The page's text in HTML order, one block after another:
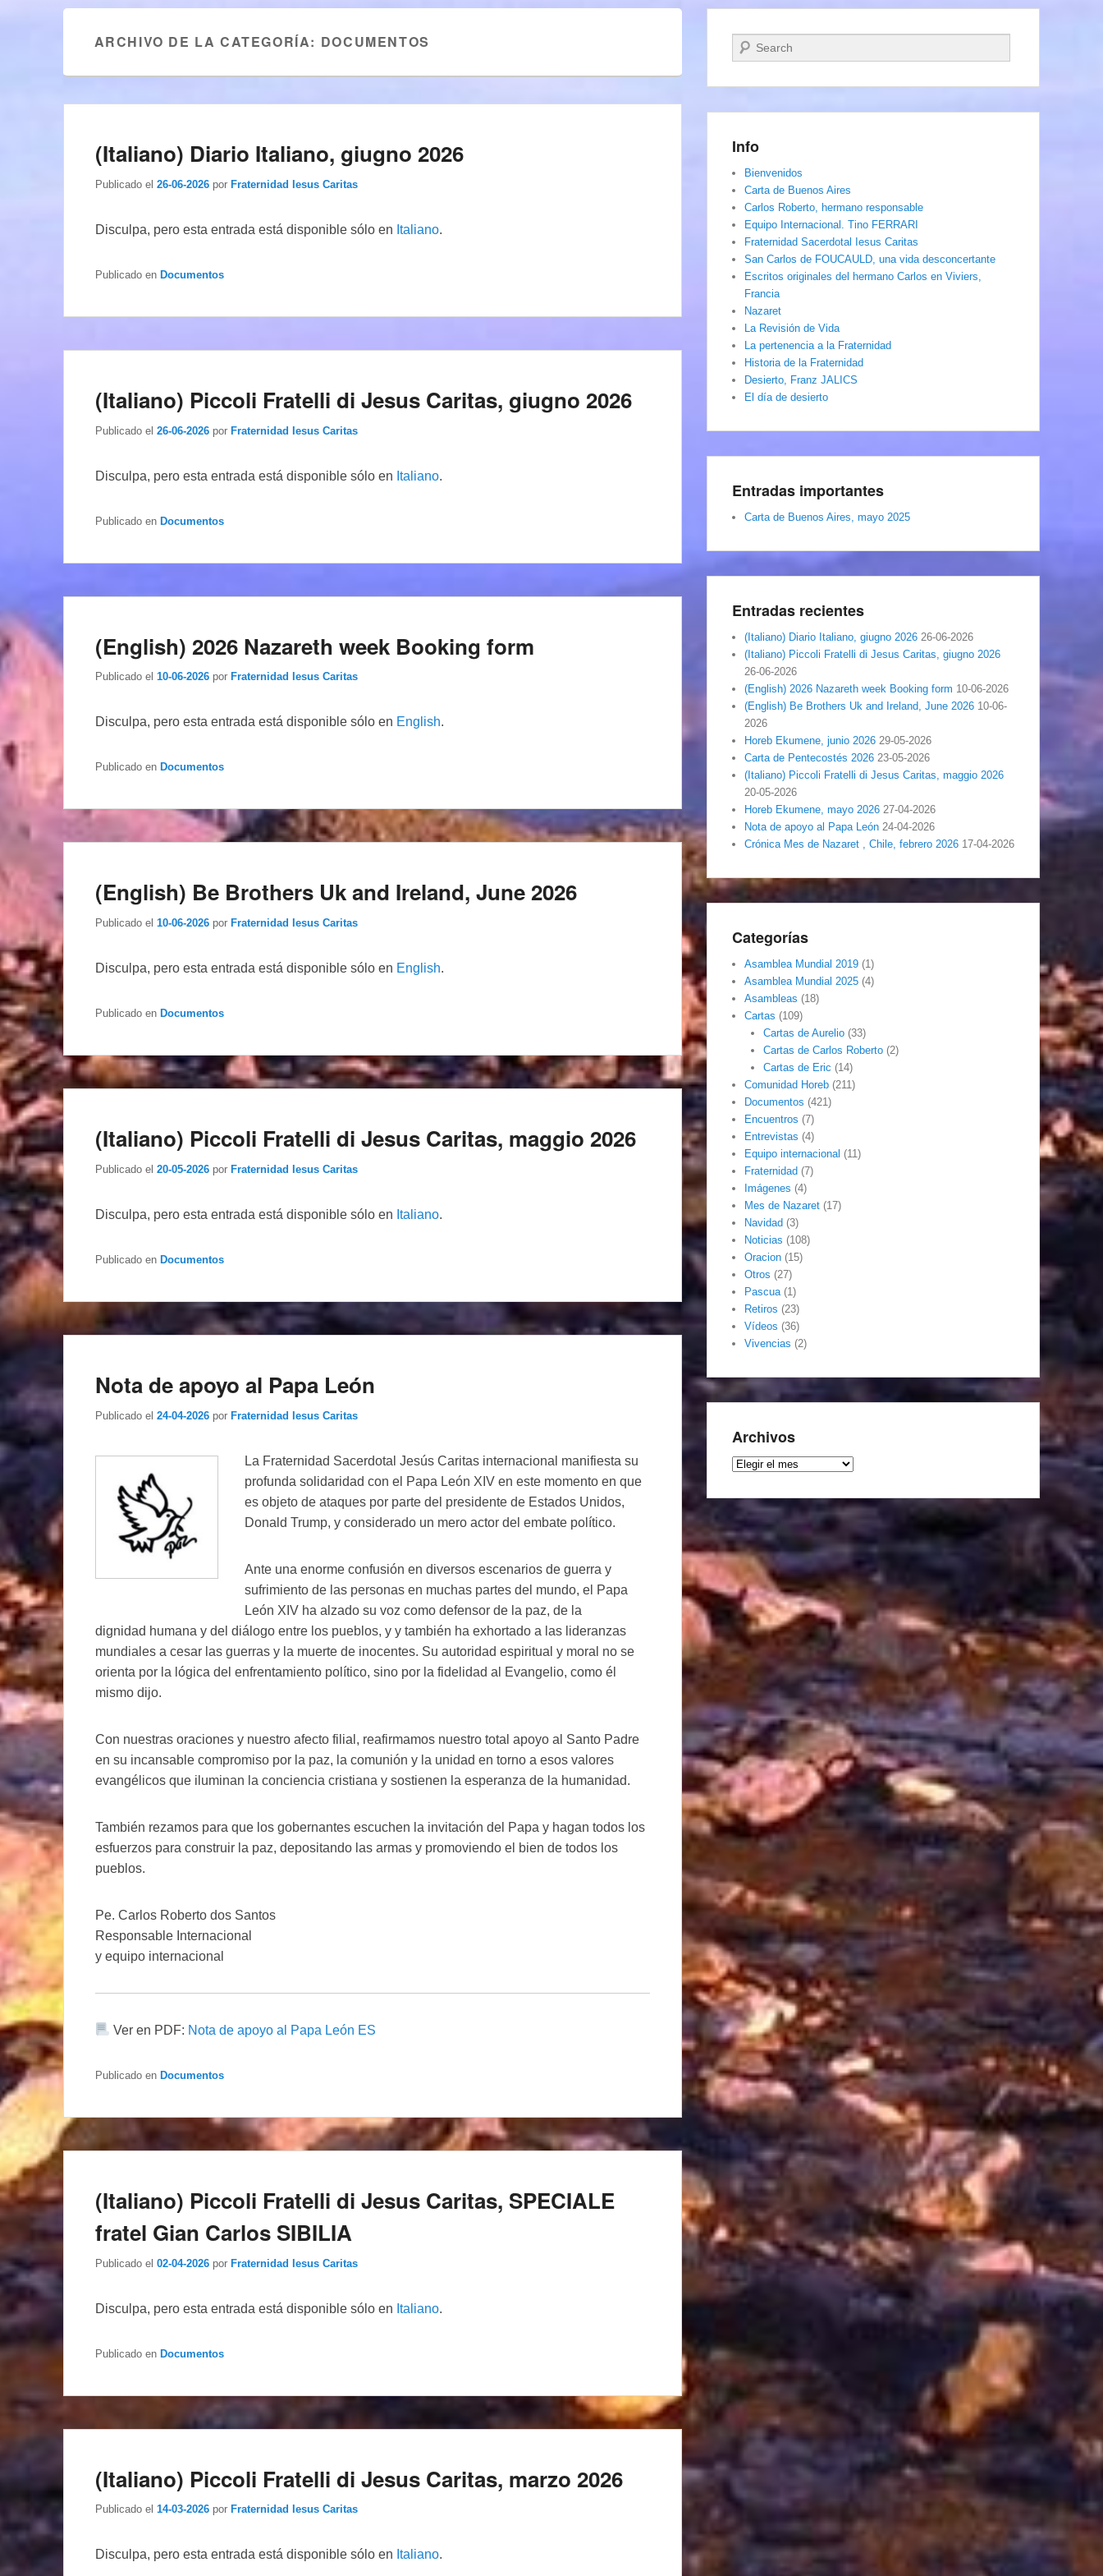
ARCHIVO DE LA CATEGORÍA: DOCUMENTOS
(Italiano) Diario Italiano, giugno 2026
Publicado el 26-06-2026 por Fraternidad Iesus Caritas
Disculpa, pero esta entrada está disponible sólo en Italiano.
Publicado en Documentos
(Italiano) Piccoli Fratelli di Jesus Caritas, giugno 2026
Publicado el 26-06-2026 por Fraternidad Iesus Caritas
Disculpa, pero esta entrada está disponible sólo en Italiano.
Publicado en Documentos
(English) 2026 Nazareth week Booking form
Publicado el 10-06-2026 por Fraternidad Iesus Caritas
Disculpa, pero esta entrada está disponible sólo en English.
Publicado en Documentos
(English) Be Brothers Uk and Ireland, June 2026
Publicado el 10-06-2026 por Fraternidad Iesus Caritas
Disculpa, pero esta entrada está disponible sólo en English.
Publicado en Documentos
(Italiano) Piccoli Fratelli di Jesus Caritas, maggio 2026
Publicado el 20-05-2026 por Fraternidad Iesus Caritas
Disculpa, pero esta entrada está disponible sólo en Italiano.
Publicado en Documentos
Nota de apoyo al Papa León
Publicado el 24-04-2026 por Fraternidad Iesus Caritas
La Fraternidad Sacerdotal Jesús Caritas internacional manifiesta su
profunda solidaridad con el Papa León XIV en este momento en que
es objeto de ataques por parte del presidente de Estados Unidos,
Donald Trump, y considerado un mero actor del embate político.
Ante una enorme confusión en diversos escenarios de guerra y
sufrimiento de las personas en muchas partes del mundo, el Papa
León XIV ha alzado su voz como defensor de la paz, de la
dignidad humana y del diálogo entre los pueblos, y y también ha exhortado a las lideranzas
mundiales a cesar las guerras y la muerte de inocentes. Su autoridad espiritual y moral no se
orienta por la lógica del enfrentamiento político, sino por la fidelidad al Evangelio, como él
mismo dijo.
Con nuestras oraciones y nuestro afecto filial, reafirmamos nuestro total apoyo al Santo Padre
en su incansable compromiso por la paz, la comunión y la unidad en torno a esos valores
evangélicos que iluminan la conciencia cristiana y sostienen la esperanza de la humanidad.
También rezamos para que los gobernantes escuchen la invitación del Papa y hagan todos los
esfuerzos para construir la paz, depositando las armas y promoviendo el bien de todos los
pueblos.
Pe. Carlos Roberto dos Santos
Responsable Internacional
y equipo internacional
Ver en PDF: Nota de apoyo al Papa León ES
Publicado en Documentos
(Italiano) Piccoli Fratelli di Jesus Caritas, SPECIALE
fratel Gian Carlos SIBILIA
Publicado el 02-04-2026 por Fraternidad Iesus Caritas
Disculpa, pero esta entrada está disponible sólo en Italiano.
Publicado en Documentos
(Italiano) Piccoli Fratelli di Jesus Caritas, marzo 2026
Publicado el 14-03-2026 por Fraternidad Iesus Caritas
Disculpa, pero esta entrada está disponible sólo en Italiano.
Buscar
Info
Bienvenidos
Carta de Buenos Aires
Carlos Roberto, hermano responsable
Equipo Internacional. Tino FERRARI
Fraternidad Sacerdotal Iesus Caritas
San Carlos de FOUCAULD, una vida desconcertante
Escritos originales del hermano Carlos en Viviers,
Francia
Nazaret
La Revisión de Vida
La pertenencia a la Fraternidad
Historia de la Fraternidad
Desierto, Franz JALICS
El día de desierto
Entradas importantes
Carta de Buenos Aires, mayo 2025
Entradas recientes
(Italiano) Diario Italiano, giugno 2026 26-06-2026
(Italiano) Piccoli Fratelli di Jesus Caritas, giugno 2026
26-06-2026
(English) 2026 Nazareth week Booking form 10-06-2026
(English) Be Brothers Uk and Ireland, June 2026 10-06-
2026
Horeb Ekumene, junio 2026 29-05-2026
Carta de Pentecostés 2026 23-05-2026
(Italiano) Piccoli Fratelli di Jesus Caritas, maggio 2026
20-05-2026
Horeb Ekumene, mayo 2026 27-04-2026
Nota de apoyo al Papa León 24-04-2026
Crónica Mes de Nazaret , Chile, febrero 2026 17-04-2026
Categorías
Asamblea Mundial 2019 (1)
Asamblea Mundial 2025 (4)
Asambleas (18)
Cartas (109)
Cartas de Aurelio(33)
Cartas de Carlos Roberto(2)
Cartas de Eric (14)
Comunidad Horeb (211)
Documentos (421)
Encuentros (7)
Entrevistas (4)
Equipo internacional (11)
Fraternidad (7)
Imágenes (4)
Mes de Nazaret (17)
Navidad (3)
Noticias (108)
Oracion (15)
Otros (27)
Pascua(1)
Retiros (23)
Vídeos (36)
Vivencias (2)
Archivos
Archivos